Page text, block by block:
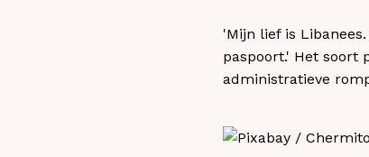
'Mijn lief is
paspoort.' Het soort
administratieve